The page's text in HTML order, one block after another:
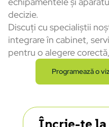
decizie.
Discuți cu specialiștii
integrare în cabinet,
pentru o alegere
Programează o